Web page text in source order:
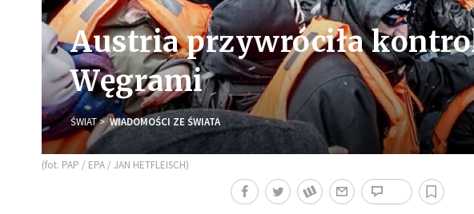
Austria przywróciła
Węgrami
ŚWIAT WIADOMOŚCI ZE ŚWIATA
(fot. PAP / EPA / JAN HETFLEISCH)